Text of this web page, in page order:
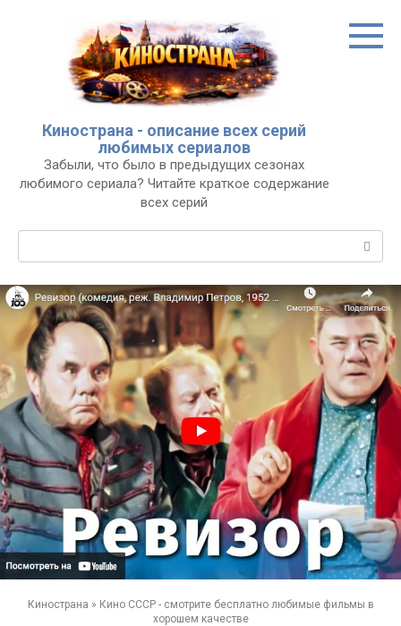
Кинострана - описание всех серий
любимых сериалов
Забыли, что было в предыдущих сезонах
любимого сериала? Читайте краткое содержание
всех серий
Кинострана » Кино СССР - смотрите бесплатно любимые фильмы в
хорошем качестве